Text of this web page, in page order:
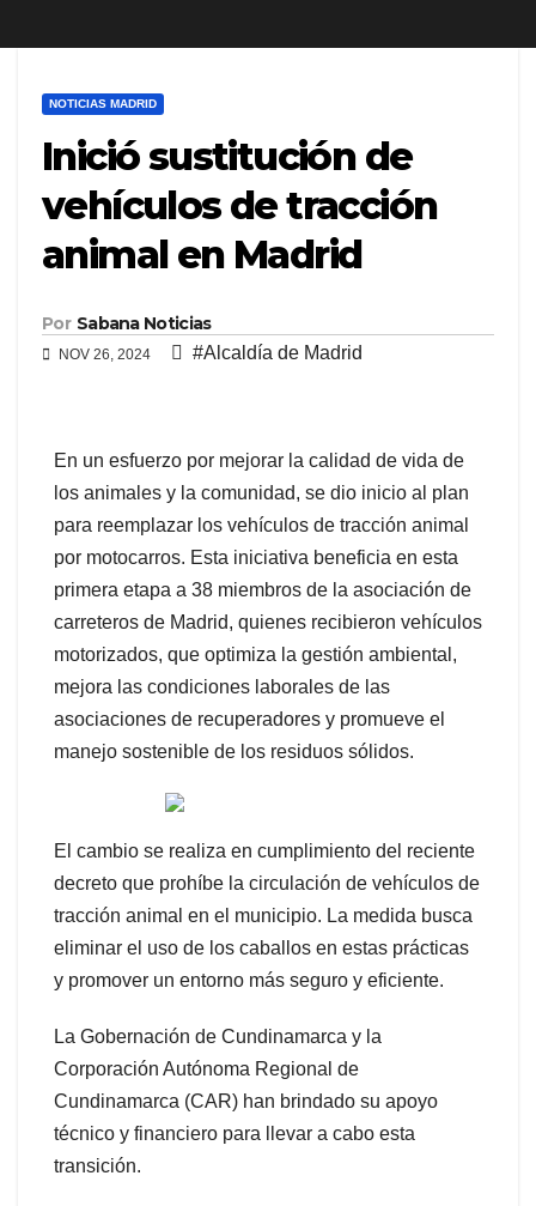
NOTICIAS MADRID
Inició sustitución de
vehículos de tracción
animal en Madrid
Por Sabana Noticias
NOV 26, 2024 #Alcaldía de Madrid
En un esfuerzo por mejorar la calidad de vida de
los animales y la comunidad, se dio inicio al plan
para reemplazar los vehículos de tracción animal
por motocarros. Esta iniciativa beneficia en esta
primera etapa a 38 miembros de la asociación de
carreteros de Madrid, quienes recibieron vehículos
motorizados, que optimiza la gestión ambiental,
mejora las condiciones laborales de las
asociaciones de recuperadores y promueve el
manejo sostenible de los residuos sólidos.
El cambio se realiza en cumplimiento del reciente
decreto que prohíbe la circulación de vehículos de
tracción animal en el municipio. La medida busca
eliminar el uso de los caballos en estas prácticas
y promover un entorno más seguro y eficiente.
La Gobernación de Cundinamarca y la
Corporación Autónoma Regional de
Cundinamarca (CAR) han brindado su apoyo
técnico y financiero para llevar a cabo esta
transición.